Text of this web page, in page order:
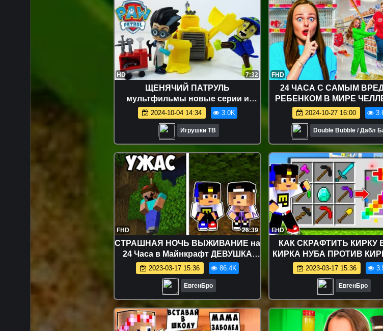
HD 7:32
ЩЕНЯЧИЙ ПАТРУЛЬ
мультфильмы новые серии и
Герои в Масках Игрушки и
Сюрпризы для детей - Игрушки ТВ
2024-10-04 14:34 3.0K
Игрушки ТВ
FHD
24 ЧАСА С САМЫМ
РЕБЕНКОМ В МИРЕ
2024-10-27 16:00
Double Bubble / Дабл
FHD 26:39
СТРАШНАЯ НОЧЬ ВЫЖИВАНИЕ на
24 Часа в Майнкрафт ДЕВУШКА
НУБ И ПРО ВИДЕО ТРОЛЛИНГ
MINECRAFT
2023-03-17 15:36 86.4K
ЕвгенБро
FHD
КАК СКРАФТИТЬ КИРКУ
КИРКА НУБА ПРОТИВ
в МАЙНКРАФТ ДЕВУШКА
ТРОЛЛИНГ
2023-03-17 15:36
ЕвгенБро